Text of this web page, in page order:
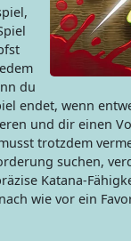
du
endet, wenn
und dir einen
trotzdem
suchen,
Katana-
wie vor ein